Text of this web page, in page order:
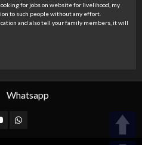
for jobs on website for livelihood, my
to such people without any effort.
and also tell your family members, it will
Whatsapp
Whatsapp